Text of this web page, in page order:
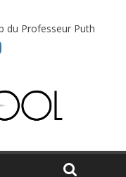
du Professeur Puth
musique indépendant
en hausse
entre chaleur et bonne
bière, métal et